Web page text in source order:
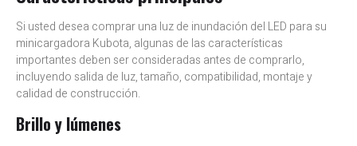
Si usted desea comprar una luz de inundación del LED para su
minicargadora Kubota, algunas de las características
importantes deben ser consideradas antes de comprarlo,
incluyendo salida de luz, tamaño, compatibilidad, montaje y
calidad de construcción.
Brillo y lúmenes